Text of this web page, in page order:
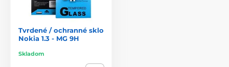
Tvrdené / ochranné sklo
Nokia 1.3 - MG 9H
Skladom